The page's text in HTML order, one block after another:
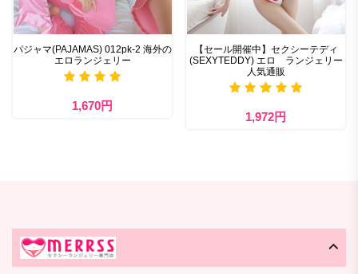
パジャマ(PAJAMAS) 012pk-2 海外の
エロランジェリー
1,670円
【セール開催中】セクシーテディ
(SEXYTEDDY) エロ ランジェリー
人気通販
1,972円